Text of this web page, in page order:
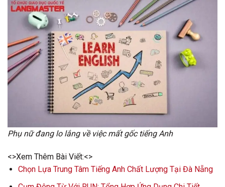
Phụ nữ đang lo lắng về việc mất gốc tiếng Anh
<>Xem Thêm Bài Viết:<>
Chọn Lựa Trung Tâm Tiếng Anh Chất Lượng Tại Đà Nẵng